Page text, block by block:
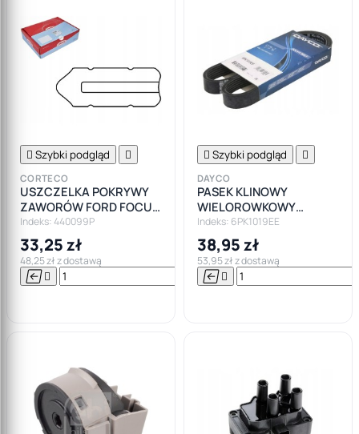
 Szybki podgląd 
CORTECO
USZCZELKA POKRYWY
ZAWORÓW FORD FOCUS
FIESTA MONDEO 1.4 1.6 TI
Indeks: 440099P
33,25 zł
48,25 zł z dostawą
  

 Szybki podgląd 
DAYCO
PASEK KLINOWY
WIELOROWKOWY
ELASTYCZNY 6PK1019EE
Indeks: 6PK1019EE
38,95 zł
53,95 zł z dostawą
 